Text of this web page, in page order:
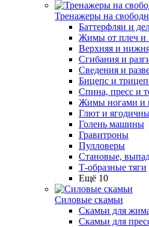
Тренажеры на
Баттерфляи и
Жимы от плеч и
Верхняя и
Сгибания и
Сведения и
Бицепс и
Спина, пресс и
Жимы ногами и
Глют и
Голень машины
Гравитроны
Пулловеры
Становые,
Т-образные тяги
Ещё 10
Силовые скамьи
Скамьи для
Скамьи для